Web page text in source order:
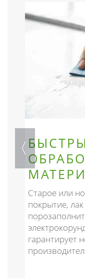
Старое или
покрытие,
гарантирует